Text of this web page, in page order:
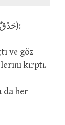
حَدَقَ (geniş zaman يَحْدِقُ mastar ismi حَدْقٌ):
kırptı.